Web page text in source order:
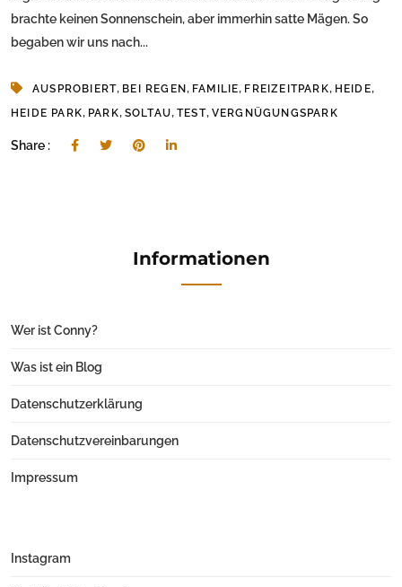
brachte keinen Sonnenschein, aber immerhin satte Mägen. So
begaben wir uns nach...
AUSPROBIERT, BEI REGEN, FAMILIE, FREIZEITPARK, HEIDE,
HEIDE PARK, PARK, SOLTAU,TEST, VERGNÜGUNGSPARK
Share :
Informationen
Wer ist Conny?
Was ist ein Blog
Datenschutzerklärung
Datenschutzvereinbarungen
Impressum
Instagram